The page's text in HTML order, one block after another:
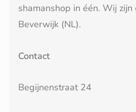
shamanshop in één. Wij
Beverwijk (NL).
Contact
Begijnenstraat 24